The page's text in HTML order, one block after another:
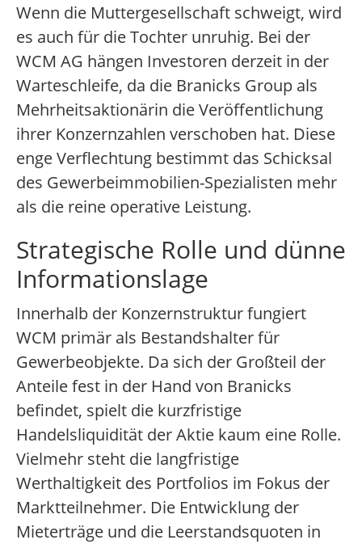
Wenn die Muttergesellschaft schweigt, wird
es auch für die Tochter unruhig. Bei der
WCM AG hängen Investoren derzeit in der
Warteschleife, da die Branicks Group als
Mehrheitsaktionärin die Veröffentlichung
ihrer Konzernzahlen verschoben hat. Diese
enge Verflechtung bestimmt das Schicksal
des Gewerbeimmobilien-Spezialisten mehr
als die reine operative Leistung.
Strategische Rolle und dünne
Informationslage
Innerhalb der Konzernstruktur fungiert
WCM primär als Bestandshalter für
Gewerbeobjekte. Da sich der Großteil der
Anteile fest in der Hand von Branicks
befindet, spielt die kurzfristige
Handelsliquidität der Aktie kaum eine Rolle.
Vielmehr steht die langfristige
Werthaltigkeit des Portfolios im Fokus der
Marktteilnehmer. Die Entwicklung der
Mieterträge und die Leerstandsquoten in